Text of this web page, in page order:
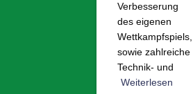
Verbesserung
des eigenen
Wettkampfspiels,
sowie zahlreiche
Technik- und
Weiterlesen